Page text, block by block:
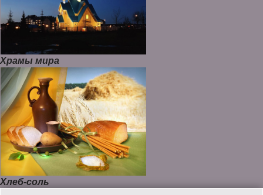
Храмы мира
Хлеб-соль